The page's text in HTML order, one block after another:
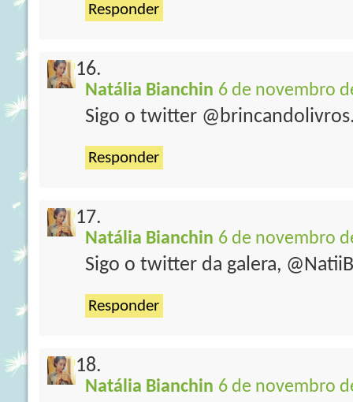
Responder
Natália Bianchin 6 de novembro
Sigo o twitter
Responder
Natália Bianchin 6 de novembro
Sigo o twitter da galera,
Responder
Natália Bianchin 6 de novembro